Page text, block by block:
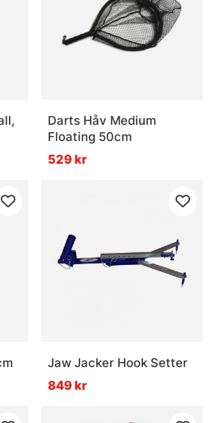
Darts Håv Medium
Floating 50cm
529 kr
Jaw Jacker Hook Setter
849 kr